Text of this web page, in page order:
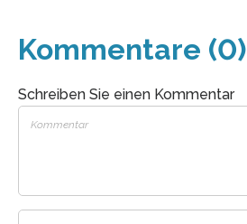
Kommentare (0)
Schreiben Sie einen Kommentar